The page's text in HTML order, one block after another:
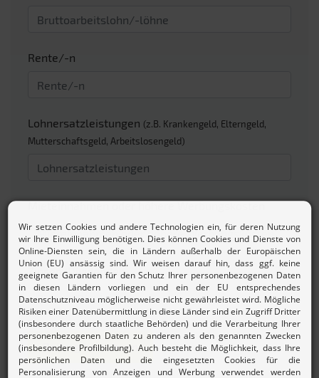
Rente/-n
Lohnersatzleistungen (z.B. Krankengeld, Elterngeld,
Mutterschaftsgeld, Arbeitslosengeld)
Mieteinnahmen oder höhere Werbungskosten
Zinsen/Dividenden
Beitrag berechnen